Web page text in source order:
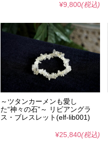
¥9,800(税込)
～ツタンカーメンも愛し
た“神々の石”～ リビアングラ
ス・ブレスレット(elf-lib001)
¥25,840(税込)